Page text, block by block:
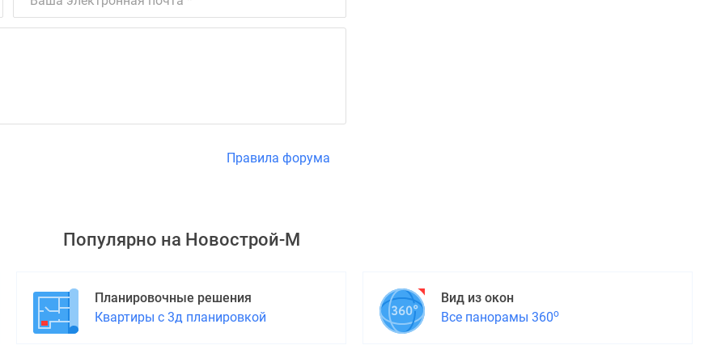
Правила форума
Популярно на Новострой-М
Планировочные решения
Квартиры с 3д планировкой
Вид из окон
Все панорамы 360о